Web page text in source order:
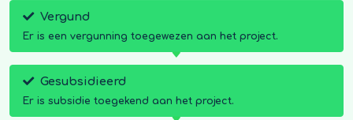
Vergund
Er is een vergunning toegewezen aan het project.
Gesubsidieerd
Er is subsidie toegekend aan het project.